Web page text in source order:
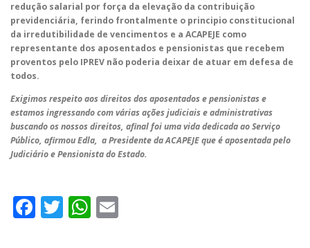
redução salarial por força da elevação da contribuição
previdenciária, ferindo frontalmente o principio constitucional
da irredutibilidade de vencimentos e a ACAPEJE como
representante dos aposentados e pensionistas que recebem
proventos pelo IPREV não poderia deixar de atuar em defesa de
todos.
Exigimos respeito aos direitos dos aposentados e pensionistas e
estamos ingressando com várias ações judiciais e administrativas
buscando os nossos direitos, afinal foi uma vida dedicada ao Serviço
Público, afirmou Edla, a Presidente da ACAPEJE que é aposentada pelo
Judiciário e Pensionista do Estado.
Facebook
TwitterWhatsApp